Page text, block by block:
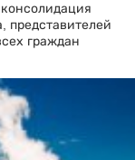
представителей
граждан